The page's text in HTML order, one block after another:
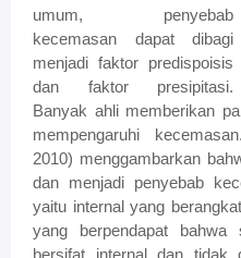
umum, penyebab
kecemasan dapat dibagi
menjadi faktor predispoisis
dan faktor presipitasi.
Banyak ahli memberikan
mempengaruhi
2010) menggambarkan
dan menjadi penyebab
yaitu internal yang
yang berpendapat